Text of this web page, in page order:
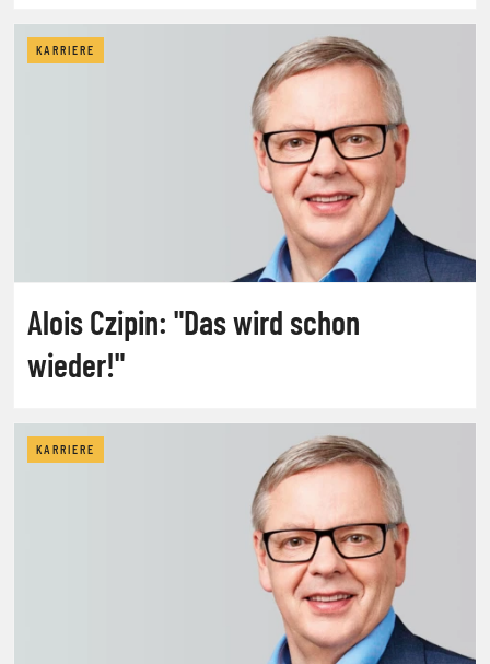
KARRIERE
Alois Czipin: "Das wird schon
wieder!"
KARRIERE